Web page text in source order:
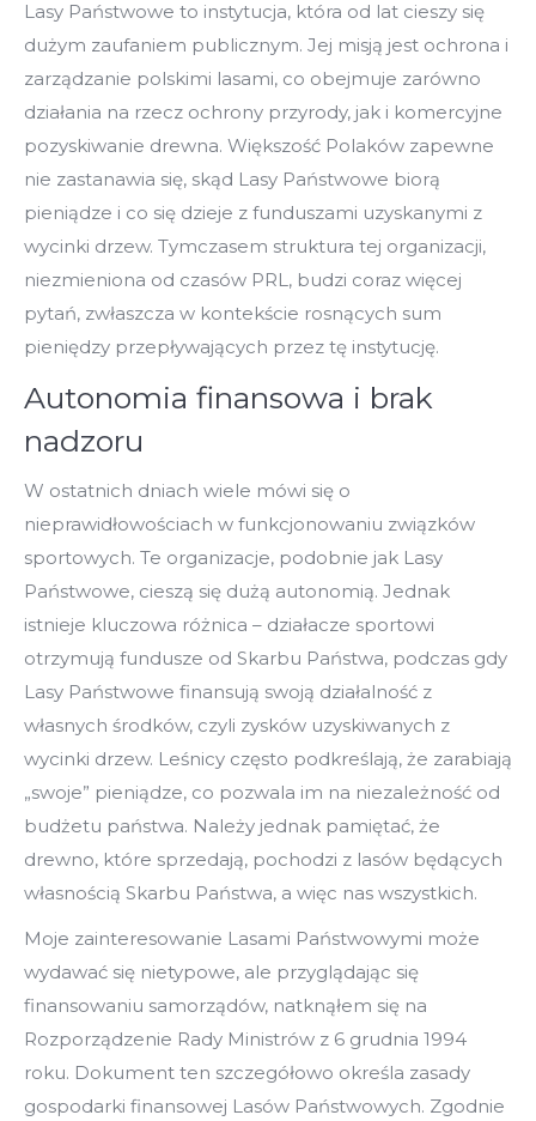
Lasy Państwowe to instytucja, która od lat cieszy się
dużym zaufaniem publicznym. Jej misją jest ochrona i
zarządzanie polskimi lasami, co obejmuje zarówno
działania na rzecz ochrony przyrody, jak i komercyjne
pozyskiwanie drewna. Większość Polaków zapewne
nie zastanawia się, skąd Lasy Państwowe biorą
pieniądze i co się dzieje z funduszami uzyskanymi z
wycinki drzew. Tymczasem struktura tej organizacji,
niezmieniona od czasów PRL, budzi coraz więcej
pytań, zwłaszcza w kontekście rosnących sum
pieniędzy przepływających przez tę instytucję.
Autonomia finansowa i brak
nadzoru
W ostatnich dniach wiele mówi się o
nieprawidłowościach w funkcjonowaniu związków
sportowych. Te organizacje, podobnie jak Lasy
Państwowe, cieszą się dużą autonomią. Jednak
istnieje kluczowa różnica – działacze sportowi
otrzymują fundusze od Skarbu Państwa, podczas gdy
Lasy Państwowe finansują swoją działalność z
własnych środków, czyli zysków uzyskiwanych z
wycinki drzew. Leśnicy często podkreślają, że zarabiają
„swoje” pieniądze, co pozwala im na niezależność od
budżetu państwa. Należy jednak pamiętać, że
drewno, które sprzedają, pochodzi z lasów będących
własnością Skarbu Państwa, a więc nas wszystkich.
Moje zainteresowanie Lasami Państwowymi może
wydawać się nietypowe, ale przyglądając się
finansowaniu samorządów, natknąłem się na
Rozporządzenie Rady Ministrów z 6 grudnia 1994
roku. Dokument ten szczegółowo określa zasady
gospodarki finansowej Lasów Państwowych. Zgodnie